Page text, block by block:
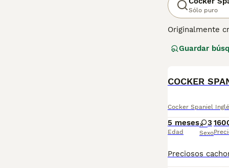
Sólo puro
Originalmente
como en el
Guardar
COCKER
Cocker Spaniel
5 meses
Edad
3
Sexo